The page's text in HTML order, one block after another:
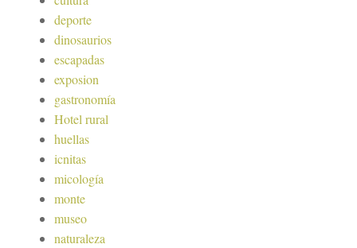
deporte
dinosaurios
escapadas
exposion
gastronomía
Hotel rural
huellas
icnitas
micología
monte
museo
naturaleza